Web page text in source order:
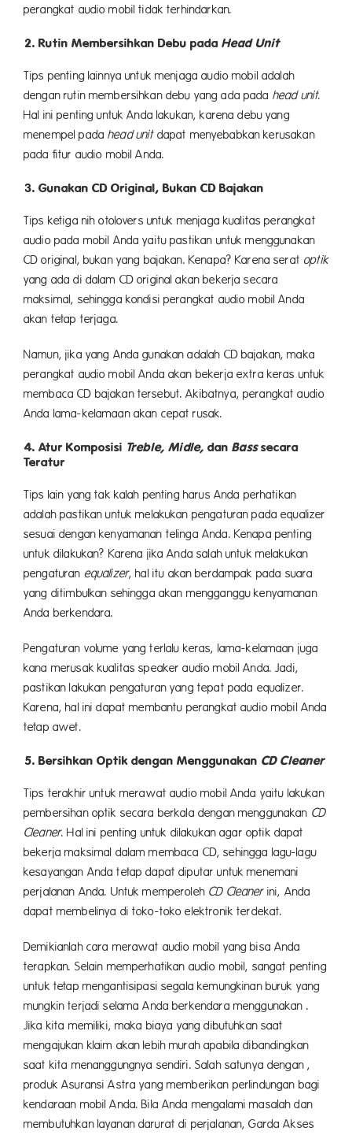
perangkat audio mobil tidak terhindarkan.
2. Rutin Membersihkan Debu pada Head Unit
Tips penting lainnya untuk menjaga audio mobil adalah
dengan rutin membersihkan debu yang ada pada head unit.
Hal ini penting untuk Anda lakukan, karena debu yang
menempel padahead unitdapat menyebabkan kerusakan
pada fitur audio mobil Anda.
3. Gunakan CD Original, Bukan CD Bajakan
Tips ketiga nih otolovers untuk menjaga kualitas perangkat
audio pada mobil Anda yaitu pastikan untuk menggunakan
CD original, bukan yang bajakan. Kenapa? Karena serat optik
yang ada di dalam CD original akan bekerja secara
maksimal, sehingga kondisi perangkat audio mobil Anda
akan tetap terjaga.
Namun, jika yang Anda gunakan adalah CD bajakan, maka
perangkat audio mobil Anda akan bekerja extra keras untuk
membaca CD bajakan tersebut. Akibatnya, perangkat audio
Anda lama-kelamaan akan cepat rusak.
4. Atur Komposisi Treble, Midle, dan Basssecara
Teratur
Tips lain yang tak kalah penting harus Anda perhatikan
adalah pastikan untuk melakukan pengaturan pada equalizer
sesuai dengan kenyamanan telinga Anda. Kenapa penting
untuk dilakukan? Karena jika Anda salah untuk melakukan
pengaturan equalizer, hal itu akan berdampak pada suara
yang ditimbulkan sehingga akan mengganggu kenyamanan
Anda berkendara.
Pengaturan volume yang terlalu keras, lama-kelamaan juga
kana merusak kualitas speaker audio mobil Anda. Jadi,
pastikan lakukan pengaturan yang tepat pada equalizer.
Karena, hal ini dapat membantu perangkat audio mobil Anda
tetap awet.
5. Bersihkan Optik dengan Menggunakan CD Cleaner
Tips terakhir untuk merawat audio mobil Anda yaitu lakukan
pembersihan optik secara berkala dengan menggunakan CD
Cleaner. Hal ini penting untuk dilakukan agar optik dapat
bekerja maksimal dalam membaca CD, sehingga lagu-lagu
kesayangan Anda tetap dapat diputar untuk menemani
perjalanan Anda. Untuk memperoleh CD Cleanerini, Anda
dapat membelinya di toko-toko elektronik terdekat.
Demikianlah cara merawat audio mobil yang bisa Anda
terapkan. Selain memperhatikan audio mobil, sangat penting
untuk tetap mengantisipasi segala kemungkinan buruk yang
mungkin terjadi selama Anda berkendara menggunakan .
Jika kita memiliki, maka biaya yang dibutuhkan saat
mengajukan klaim akan lebih murah apabila dibandingkan
saat kita menanggungnya sendiri. Salah satunya dengan ,
produk Asuransi Astra yang memberikan perlindungan bagi
kendaraan mobil Anda. Bila Anda mengalami masalah dan
membutuhkan layanan darurat di perjalanan, Garda Akses